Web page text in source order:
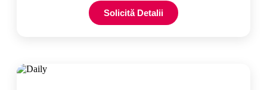
Solicită Detalii